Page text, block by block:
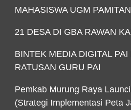
MAHASISWA UGM
21 DESA DI GBA RAWAN
BINTEK MEDIA DIGITAL
RATUSAN GURU PAI
Pemkab Murung Raya
(Strategi Implementasi Peta